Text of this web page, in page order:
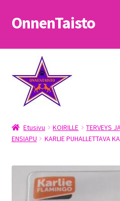
Siirry
navigointiin
Siirry
sisältöön
OnnenTaisto
Etusivu
Kassa
Oma tili
OnnenTaisto
Palautukset
Etusivu KOIRILLE TERVEYS
ENSIAPU
KARLIE PUHALLETTAVA